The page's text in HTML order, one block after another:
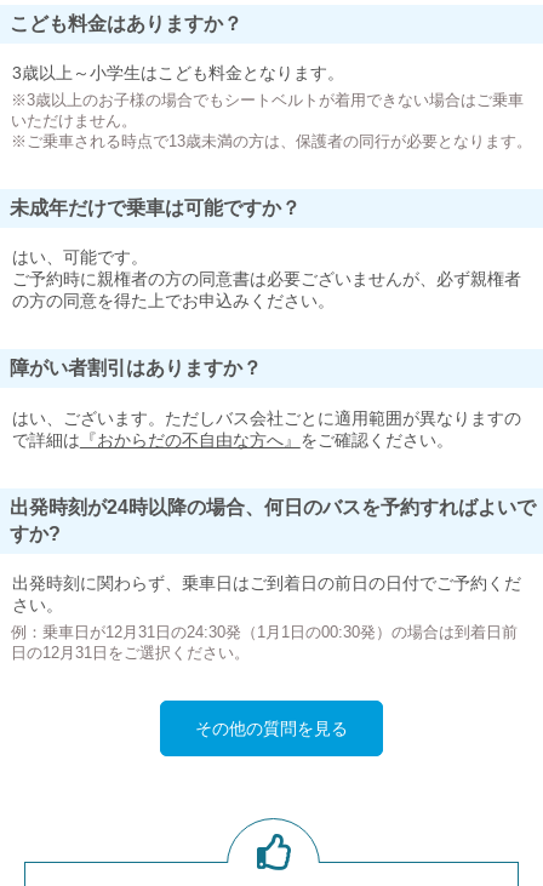
こども料金はありますか？
3歳以上～小学生はこども料金となります。
※3歳以上のお子様の場合でもシートベルトが着用できない場合はご乗車
いただけません。
※ご乗車される時点で13歳未満の方は、保護者の同行が必要となります。
未成年だけで乗車は可能ですか？
はい、可能です。
ご予約時に親権者の方の同意書は必要ございませんが、必ず親権者
の方の同意を得た上でお申込みください。
障がい者割引はありますか？
はい、ございます。ただしバス会社ごとに適用範囲が異なりますの
で詳細は 『おからだの不自由な方へ』 をご確認ください。
出発時刻が24時以降の場合、何日のバスを予約すればよいで
すか?
出発時刻に関わらず、乗車日はご到着日の前日の日付でご予約くだ
さい。
例：乗車日が12月31日の24:30発（1月1日の00:30発）の場合は到着日前
日の12月31日をご選択ください。
その他の質問を見る